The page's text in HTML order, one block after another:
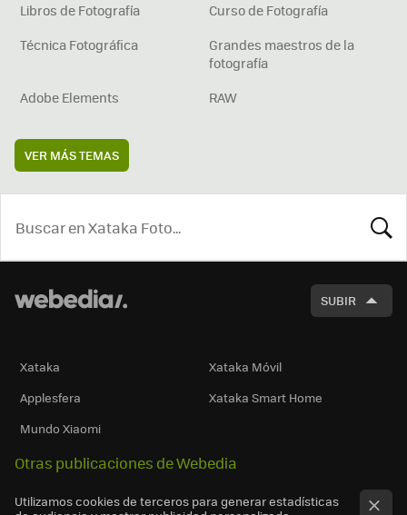
Libros de Fotografía
Curso de Fotografía
Técnica Fotográfica
Grandes maestros de la
fotografía
Adobe Elements
RAW
VER MÁS TEMAS
SUBIR
Xataka
Xataka Móvil
Applesfera
Xataka Smart Home
Mundo Xiaomi
Otras publicaciones de Webedia
Utilizamos cookies de terceros para generar estadísticas